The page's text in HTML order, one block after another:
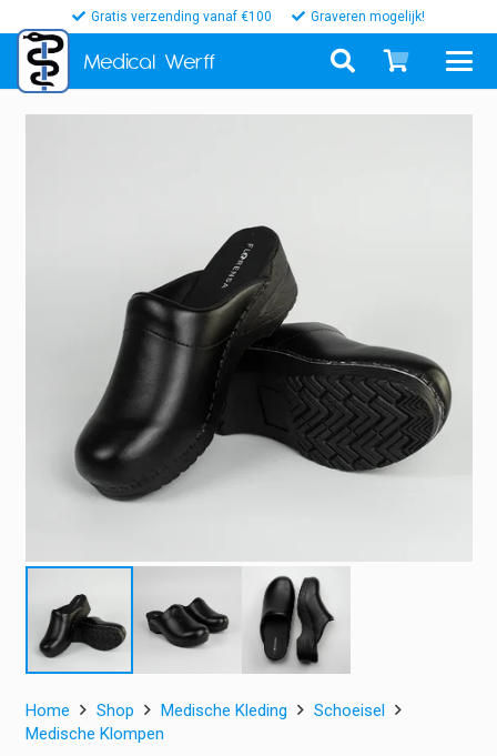
Gratis verzending vanaf €100 Graveren mogelijk!
Medical Werff
Home Shop Medische Kleding
Schoeisel
Medische Klompen